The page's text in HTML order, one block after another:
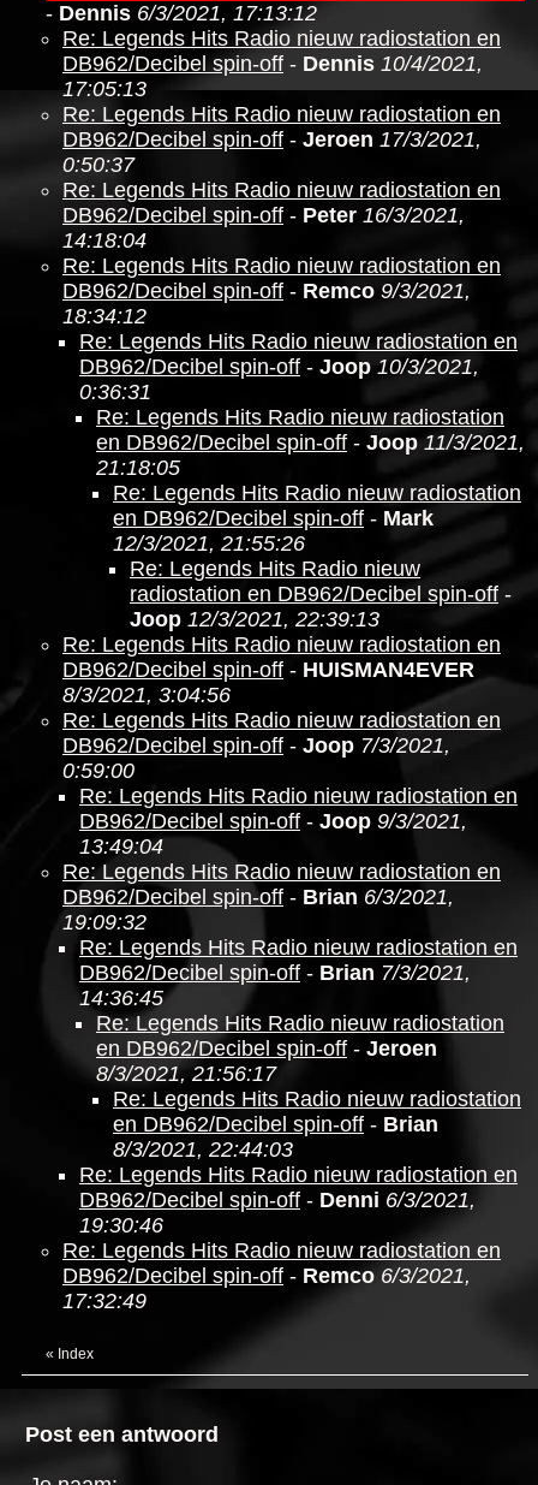
- Dennis 6/3/2021, 17:13:12
Re: Legends Hits Radio nieuw radiostation en
DB962/Decibel spin-off - Dennis 10/4/2021,
17:05:13
Re: Legends Hits Radio nieuw radiostation en
DB962/Decibel spin-off - Jeroen 17/3/2021,
0:50:37
Re: Legends Hits Radio nieuw radiostation en
DB962/Decibel spin-off - Peter 16/3/2021,
14:18:04
Re: Legends Hits Radio nieuw radiostation en
DB962/Decibel spin-off - Remco 9/3/2021,
18:34:12
Re: Legends Hits Radio nieuw radiostation en
DB962/Decibel spin-off - Joop 10/3/2021,
0:36:31
Re: Legends Hits Radio nieuw radiostation
en DB962/Decibel spin-off - Joop 11/3/2021,
21:18:05
Re: Legends Hits Radio nieuw radiostation
en DB962/Decibel spin-off - Mark
12/3/2021, 21:55:26
Re: Legends Hits Radio nieuw
radiostation en DB962/Decibel spin-off -
Joop 12/3/2021, 22:39:13
Re: Legends Hits Radio nieuw radiostation en
DB962/Decibel spin-off - HUISMAN4EVER
8/3/2021, 3:04:56
Re: Legends Hits Radio nieuw radiostation en
DB962/Decibel spin-off - Joop 7/3/2021,
0:59:00
Re: Legends Hits Radio nieuw radiostation en
DB962/Decibel spin-off - Joop 9/3/2021,
13:49:04
Re: Legends Hits Radio nieuw radiostation en
DB962/Decibel spin-off - Brian 6/3/2021,
19:09:32
Re: Legends Hits Radio nieuw radiostation en
DB962/Decibel spin-off - Brian 7/3/2021,
14:36:45
Re: Legends Hits Radio nieuw radiostation
en DB962/Decibel spin-off - Jeroen
8/3/2021, 21:56:17
Re: Legends Hits Radio nieuw radiostation
en DB962/Decibel spin-off - Brian
8/3/2021, 22:44:03
Re: Legends Hits Radio nieuw radiostation en
DB962/Decibel spin-off - Denni 6/3/2021,
19:30:46
Re: Legends Hits Radio nieuw radiostation en
DB962/Decibel spin-off - Remco 6/3/2021,
17:32:49
« Index
Post een antwoord